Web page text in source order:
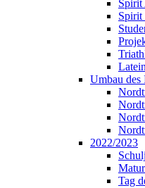
Spirit
Spirit
Umbau des
2022/2023
Tag